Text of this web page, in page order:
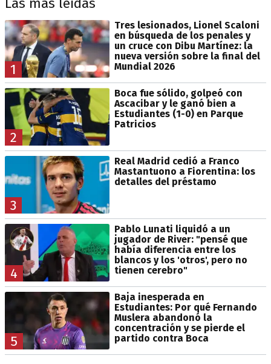
1
Tres lesionados, Lionel Scaloni
en búsqueda de los penales y
un cruce con Dibu Martínez: la
nueva versión sobre la final del
Mundial 2026
2
Boca fue sólido, golpeó con
Ascacibar y le ganó bien a
Estudiantes (1-0) en Parque
Patricios
3
Real Madrid cedió a Franco
Mastantuono a Fiorentina: los
detalles del préstamo
4
Pablo Lunati liquidó a un
jugador de River: "pensé que
había diferencia entre los
blancos y los 'otros', pero no
tienen cerebro"
5
Baja inesperada en
Estudiantes: Por qué Fernando
Muslera abandonó la
concentración y se pierde el
partido contra Boca